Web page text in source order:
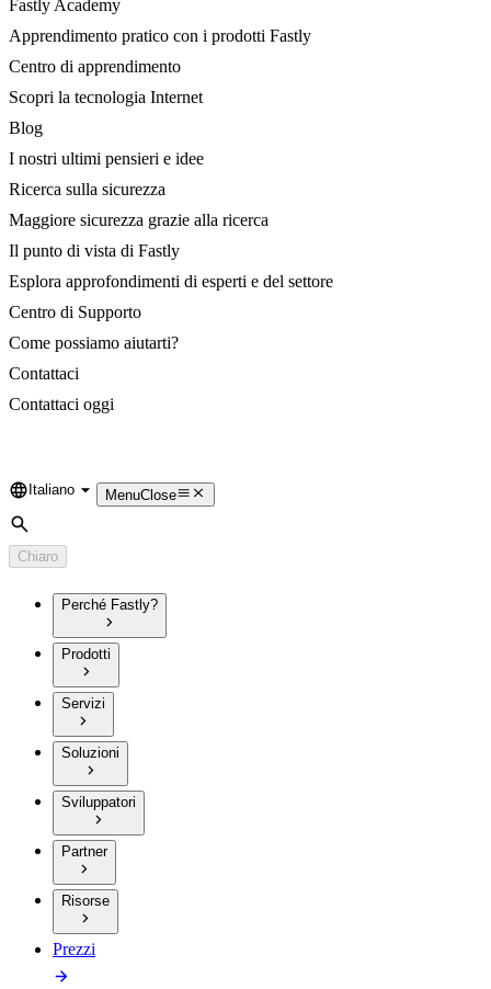
Fastly Academy
Apprendimento pratico con i prodotti Fastly
Centro di apprendimento
Scopri la tecnologia Internet
Blog
I nostri ultimi pensieri e idee
Ricerca sulla sicurezza
Maggiore sicurezza grazie alla ricerca
Il punto di vista di Fastly
Esplora approfondimenti di esperti e del settore
Centro di Supporto
Come possiamo aiutarti?
Contattaci
Contattaci oggi
Language
Italiano MenuClose
Cerca
Chiaro
Perché Fastly?
Prodotti
Servizi
Soluzioni
Sviluppatori
Partner
Risorse
Prezzi